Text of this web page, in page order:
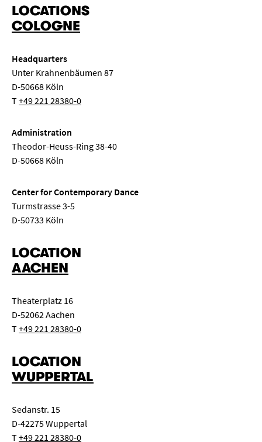
LOCATIONS
COLOGNE
Headquarters
Unter Krahnenbäumen 87
D-50668 Köln
T+49 221 28380-0
Administration
Theodor-Heuss-Ring 38-40
D-50668 Köln
Center for Contemporary Dance
Turmstrasse 3-5
D-50733 Köln
LOCATION
AACHEN
Theaterplatz 16
D-52062 Aachen
T+49 221 28380-0
LOCATION
WUPPERTAL
Sedanstr. 15
D-42275 Wuppertal
T+49 221 28380-0